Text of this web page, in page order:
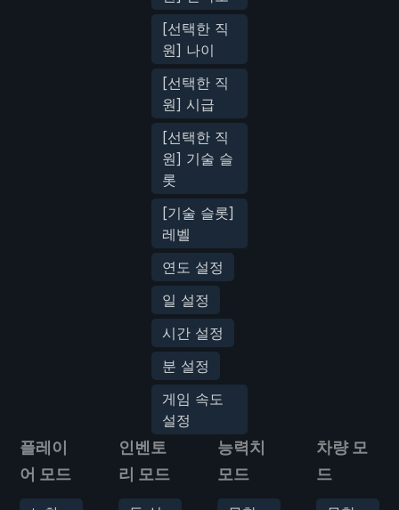
[선택한 직
원] 나이
[선택한 직
원] 시급
[선택한 직
원] 기술 슬
롯
[기술 슬롯]
레벨
연도 설정
일 설정
시간 설정
분 설정
게임 속도
설정
플레이
어 모드
인벤토
리 모드
능력치
모드
차량 모
드